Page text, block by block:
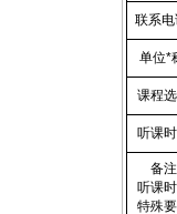
联系电
单位*
课程
听课
备注
听课
特殊